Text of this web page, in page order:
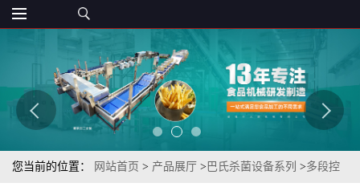
您当前的位置： 网站首页 > 产品展厅 > 巴氏杀菌设备系列 >多段控